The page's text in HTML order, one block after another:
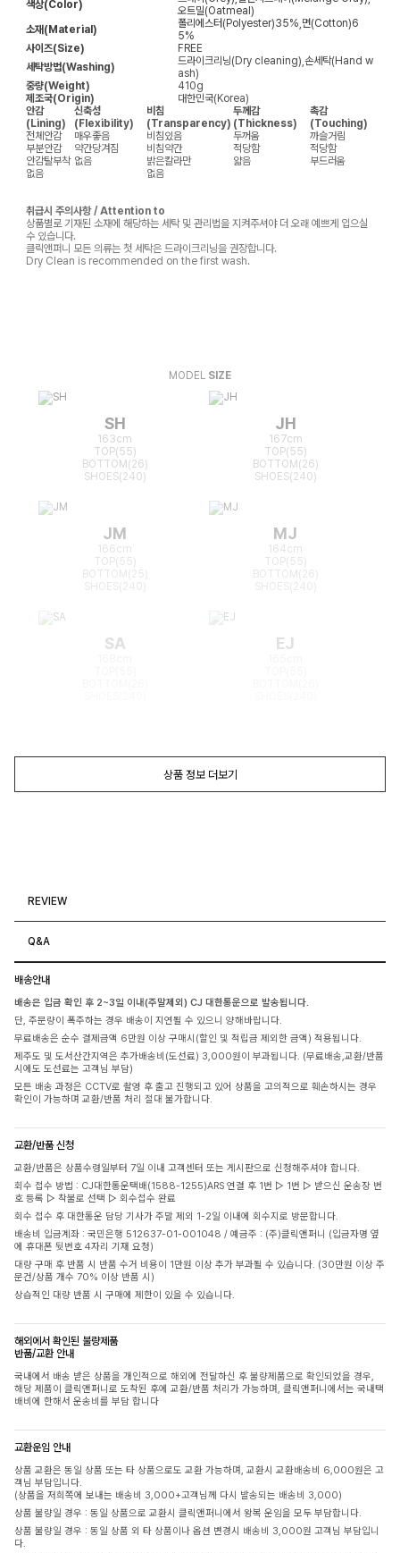
색상(Color)
오트밀(Oatmeal)
소재(Material)
폴리에스터(Polyester)35%,면(Cotton)6
5%
사이즈(Size)
FREE
세탁방법(Washing)
드라이크리닝(Dry cleaning),손세탁(Hand w
ash)
중량(Weight)
410g
제조국(Origin)
대한민국(Korea)
안감
(Lining)
신축성
(Flexibility)
비침
(Transparency)
두께감
(Thickness)
촉감
(Touching)
전체안감
매우좋음 비침있음 두꺼움
까슬거림
부분안감
약간당겨짐 비침약간 적당함
적당함
안감탈부착 없음 밝은칼라만 얇음
부드러움
없음
없음
취급시 주의사항 / Attention to
상품별로 기재된 소재에 해당하는 세탁 및 관리법을 지켜주셔야 더 오래 예쁘게 입으실
수 있습니다.
클릭앤퍼니 모든 의류는 첫 세탁은 드라이크리닝을 권장합니다.
Dry Clean is recommended on the first wash.
MODEL SIZE
SH
163cm
TOP(55)
BOTTOM(26)
SHOES(240)
JH
167cm
TOP(55)
BOTTOM(26)
SHOES(240)
JM
166cm
TOP(55)
BOTTOM(25)
MJ
164cm
TOP(55)
BOTTOM(26)
SA EJ
상품 정보 더보기
REVIEW
Q&A
배송안내
배송은 입금 확인 후 2~3일 이내(주말제외) CJ 대한통운으로 발송됩니다.
단, 주문량이 폭주하는 경우 배송이 지연될 수 있으니 양해바랍니다.
무료배송은 순수 결제금액 6만원 이상 구매시(할인 및 적립금 제외한 금액) 적용됩니다.
제주도 및 도서산간지역은 추가배송비(도선료) 3,000원이 부과됩니다. (무료배송,교환/반품
시에도 도선료는 고객님 부담)
모든 배송 과정은 CCTV로 촬영 후 출고 진행되고 있어 상품을 고의적으로 훼손하시는 경우
확인이 가능하며 교환/반품 처리 절대 불가합니다.
교환/반품 신청
교환/반품은 상품수령일부터 7일 이내 고객센터 또는 게시판으로 신청해주셔야 합니다.
회수 접수 방법 : CJ대한통운택배(1588-1255)ARS 연결 후 1번 ▷ 1번 ▷ 받으신 운송장 번
호 등록 ▷ 착불로 선택 ▷ 회수접수 완료
회수 접수 후 대한통운 담당 기사가 주말 제외 1-2일 이내에 회수지로 방문합니다.
배송비 입금계좌 : 국민은행 512637-01-001048 / 예금주 : (주)클릭앤퍼니 (입금자명 옆
에 휴대폰 뒷번호 4자리 기재 요청)
대량 구매 후 반품 시 반품 수거 비용이 1만원 이상 추가 부과될 수 있습니다. (30만원 이상 주
문건/상품 개수 70% 이상 반품 시)
상습적인 대량 반품 시 구매에 제한이 있을 수 있습니다.
해외에서 확인된 불량제품
반품/교환 안내
국내에서 배송 받은 상품을 개인적으로 해외에 전달하신 후 불량제품으로 확인되었을 경우,
해당 제품이 클릭앤퍼니로 도착된 후에 교환/반품 처리가 가능하며, 클릭앤퍼니에서는 국내택
배비에 한해서 운송비를 부담 합니다
교환운임 안내
상품 교환은 동일 상품 또는 타 상품으로도 교환 가능하며, 교환시 교환배송비 6,000원은 고
객님 부담입니다.
(상품을 저희쪽에 보내는 배송비 3,000+고객님께 다시 발송되는 배송비 3,000)
상품 불량일 경우 : 동일 상품으로 교환시 클릭앤퍼니에서 왕복 운임을 모두 부담합니다.
상품 불량일 경우 : 동일 상품 외 타 상품이나 옵션 변경시 배송비 3,000원 고객님 부담입니
다.